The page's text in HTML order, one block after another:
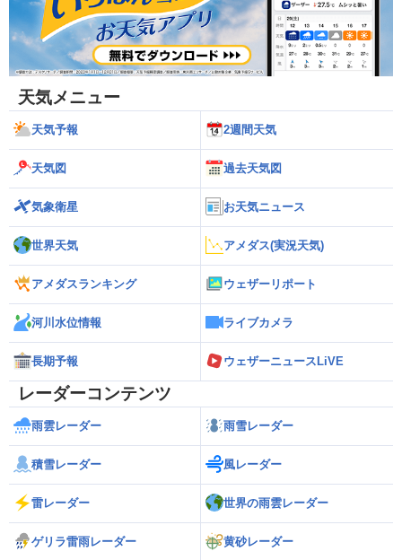
天気メニュー
天気予報 2週間天気
天気図 過去天気図
気象衛星 お天気ニュース
世界天気 アメダス(実況天気)
アメダスランキング ウェザーリポート
河川水位情報 ライブカメラ
長期予報 ウェザーニュースLiVE
レーダーコンテンツ
雨雲レーダー 雨雪レーダー
積雪レーダー 風レーダー
雷レーダー 世界の雨雲レーダー
ゲリラ雷雨レーダー 黄砂レーダー